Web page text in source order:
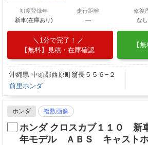
初度登録年
新車(在庫あり)
走行距離
―
修復
なし
1分で完了！
【無料】見積・在庫確認
【
沖縄県 中頭郡西原町翁長５５６−２
前里ホンダ
ホンダ 複数画像
ホンダ クロスカブ１１０ 新
年モデル ＡＢＳ キャスト